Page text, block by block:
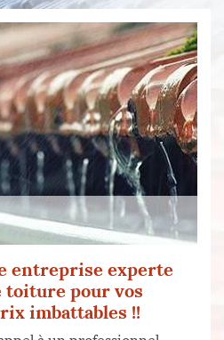
entreprise experte
toiture pour vos
imbattables !!